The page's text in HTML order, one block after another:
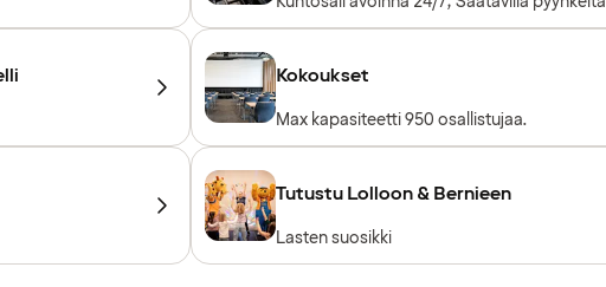
lainaksi, Kuntosalilaitteet, Kardiolaitteet,
hotellivieraille
Kokoukset
Max kapasiteetti 950 osallistujaa.
Tutustu Lolloon & Bernieen
Lasten suosikki